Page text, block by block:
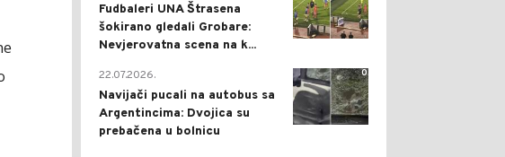
Fudbaleri UNA Štrasena
šokirano gledali Grobare:
Nevjerovatna scena na k...
0
22.07.2026.
Navijači pucali na autobus sa
Argentincima: Dvojica su
prebačena u bolnicu